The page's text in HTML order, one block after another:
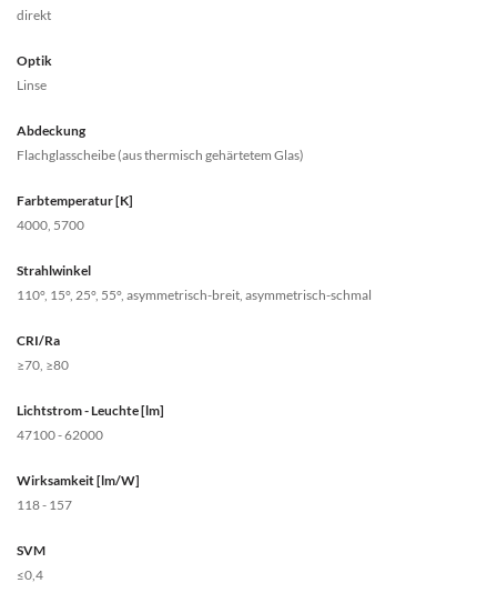
direkt
Optik
Linse
Abdeckung
Flachglasscheibe (aus thermisch gehärtetem Glas)
Farbtemperatur [K]
4000, 5700
Strahlwinkel
110°, 15°, 25°, 55°, asymmetrisch-breit, asymmetrisch-schmal
CRI/Ra
≥70, ≥80
Lichtstrom - Leuchte [lm]
47100 - 62000
Wirksamkeit [lm/W]
118 - 157
SVM
≤0,4